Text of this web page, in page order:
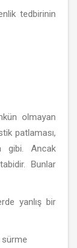
tedbirinin
olmayan
patlaması,
gibi. Ancak
Bunlar
yanlış bir